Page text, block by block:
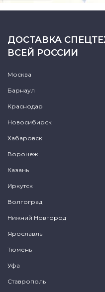
ДОСТАВКА
ВСЕЙ РОССИИ
Москва
Барнаул
Краснодар
Новосибирск
Хабаровск
Воронеж
Казань
Иркутск
Волгоград
Нижний Новгород
Ярославль
Тюмень
Уфа
Ставрополь